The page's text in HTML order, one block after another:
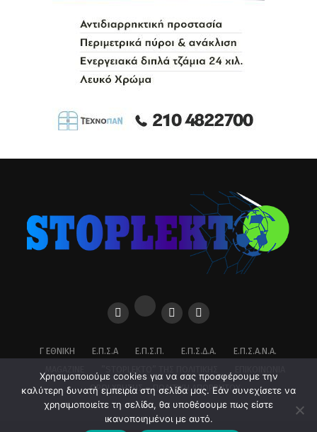
Γ ΕΘΝΙΚΉ Ε.Π.Σ.Α Ε.Π.Σ.Π. Ε.Π.Σ.Δ.Α.
Ε.Π.Σ.Α.Ν.Α.
ΌΡΟΙ ΧΡΉΣΗΣ – ΠΟΛΙΤΙΚΉ ΑΠΟΡΡΉΤΟΥ
Χρησιμοποιούμε cookies για να σας προσφέρουμε την
καλύτερη δυνατή εμπειρία στη σελίδα μας. Εάν συνεχίσετε να
χρησιμοποιείτε τη σελίδα, θα υποθέσουμε πως είστε
ικανοποιημένοι με αυτό.